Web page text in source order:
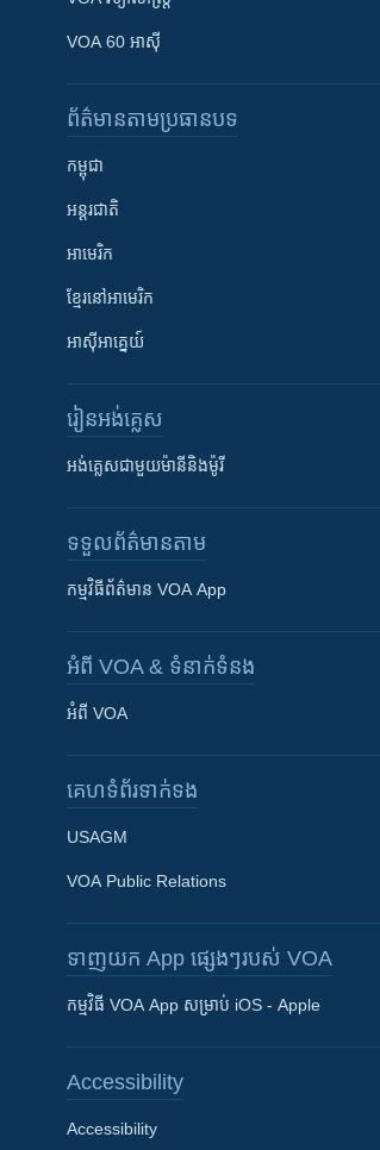
Khmer English
ភាសា
VOA 60 អាស៊ី
ព័ត៌មាន​តាមប្រធានបទ​
កម្ពុជា
អន្តរជាតិ
អាមេរិក
ខ្មែរ​នៅអាមេរិក
អាស៊ីអាគ្នេយ៍
រៀន​​អង់គ្លេស
អង់គ្លេស​ជាមួយ​ម៉ានី​និង​ម៉ូរី
ទទួល​ព័ត៌មាន​តាម
កម្មវិធី​ព័ត៌មាន VOA App
អំពី​ VOA & ទំនាក់ទំនង
អំពី​ VOA
គេហទំព័រ​​ទាក់ទង
USAGM
VOA Public Relations
ទាញយក​ App ផ្សេងៗ​របស់​ VOA
កម្មវិធី​ VOA App សម្រាប់ iOS - Apple
Accessibility
Accessibility